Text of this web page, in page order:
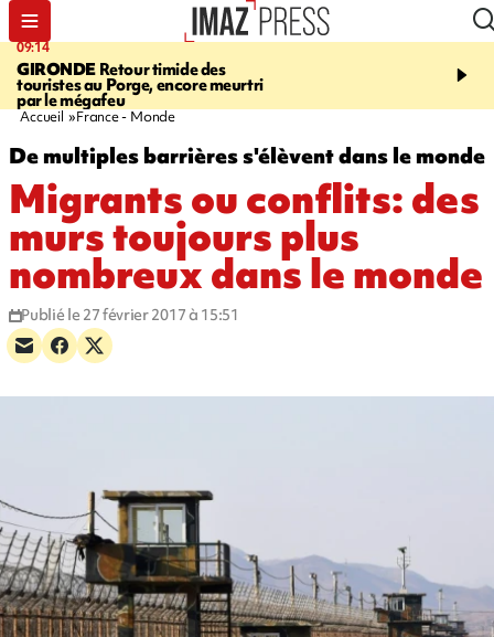
09:14
GIRONDE Retour timide des
touristes au Porge, encore meurtri
par le mégafeu
13:09
Des
font cinq morts en
Accueil France - Monde
De multiples barrières s'élèvent dans le monde
Migrants ou conflits: des
murs toujours plus
nombreux dans le monde
Publié le 27 février 2017 à 15:51